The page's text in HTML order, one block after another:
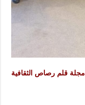
مجلة قلم رصاص الثقافية